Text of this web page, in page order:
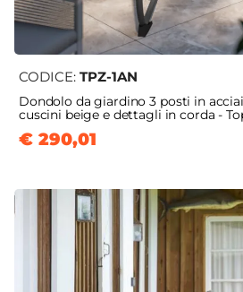
CODICE: TPZ-1AN
Dondolo da giardino 3 posti in
cuscini beige e dettagli in corda -
€ 290,01